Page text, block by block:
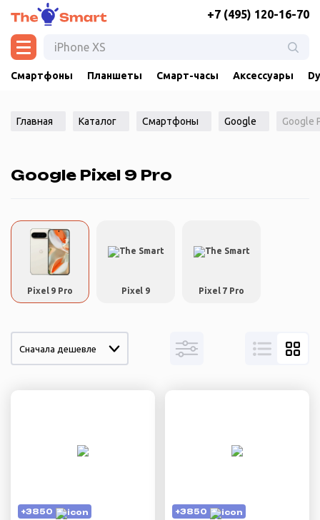
+7 (495) 120-16-70
Смартфоны Планшеты Смарт-часы Аксессуары
Главная Каталог Смартфоны Google Google
Google Pixel 9 Pro
Pixel 9 Pro Pixel 9 Pixel 7 Pro
Сначала дешевле
+3850 +3850